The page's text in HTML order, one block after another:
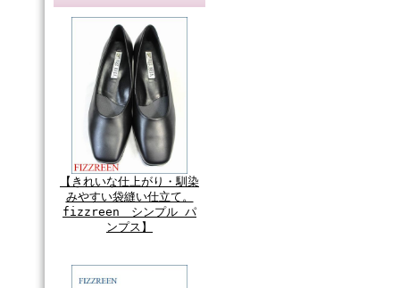
【きれいな仕上がり・馴染
みやすい袋縫い仕立て。
fizzreen シンプル パ
ンプス】